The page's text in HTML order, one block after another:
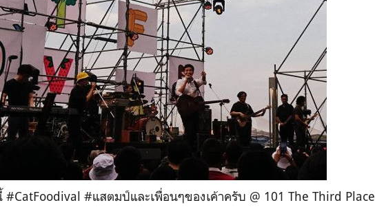
#แสตมป์และเพื่อนๆของเค้าครับ @ 101 The Third Place